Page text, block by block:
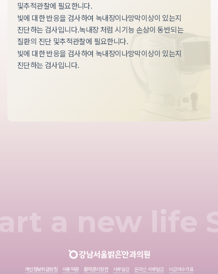
및추적관찰에 필요한니다.
빛에 대한 반응을 검사하여 녹내장이나망막이상이 있는지
진단하는 검사입니다.녹내장 처럼 시기능 손상이 동반되는
질환의 진단 및추적관찰에 필요한니다.
빛에 대한 반응을 검사하여 녹내장이나망막이상이 있는지
진단하는 검사입니다.
a new life
개인정보취급방침 이용약관 환자권리장전 서류발급 온라인 서류발급 비급여수가표